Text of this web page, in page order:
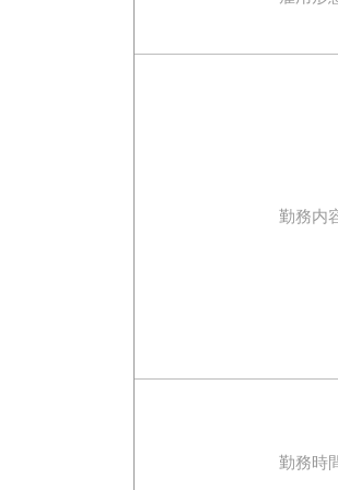
勤務内
勤務時